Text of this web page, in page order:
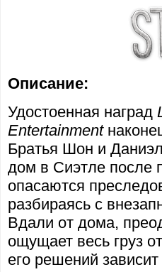
Описание:
Удостоенная наград
Entertainment
Братья Шон и
дом в Сиэтле после
опасаются
разбираясь с
Вдали от дома,
ощущает весь груз
его решений